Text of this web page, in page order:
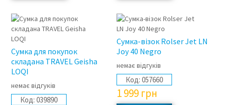
Сумка для покупок
складана TRAVEL Geisha
LOQI
немає відгуків
Код: 039890
Сумка-візок Rolser Jet LN
Joy 40 Negro
немає відгуків
Код: 057660
1 999 грн